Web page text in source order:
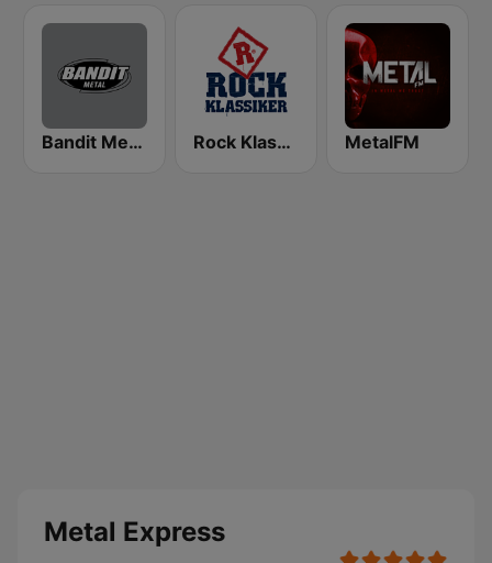
Bandit Metal Rock Klassiker MetalFM
Metal Express